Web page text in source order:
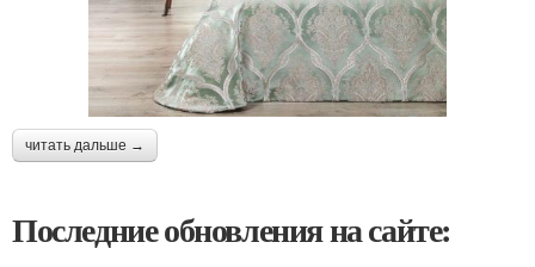
читать дальше →
Последние обновления на сайте: